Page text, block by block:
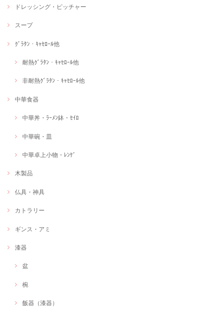
ドレッシング・ピッチャー
スープ
ｸﾞﾗﾀﾝ・ｷｬｾﾛｰﾙ他
耐熱ｸﾞﾗﾀﾝ・ｷｬｾﾛｰﾙ他
非耐熱ｸﾞﾗﾀﾝ・ｷｬｾﾛｰﾙ他
中華食器
中華丼・ﾗｰﾒﾝ鉢・ｾｲﾛ
中華碗・皿
中華卓上小物・ﾚﾝｹﾞ
木製品
仏具・神具
カトラリー
ギンス・アミ
漆器
盆
椀
飯器（漆器）